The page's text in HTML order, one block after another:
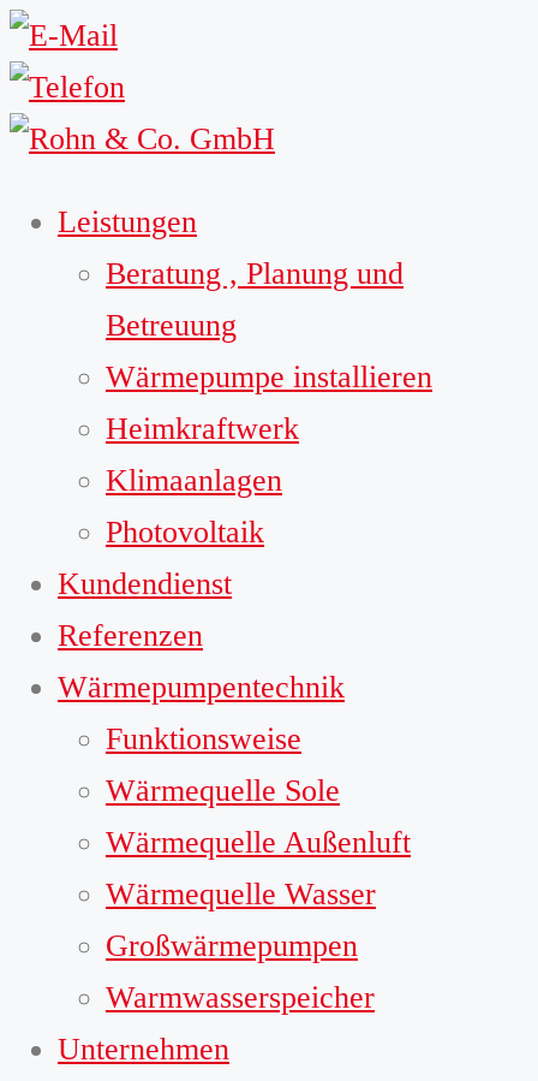
Leistungen
Beratung , Planung und
Betreuung
Wärmepumpe installieren
Heimkraftwerk
Klimaanlagen
Photovoltaik
Kundendienst
Referenzen
Wärmepumpentechnik
Funktionsweise
Wärmequelle Sole
Wärmequelle Außenluft
Wärmequelle Wasser
Großwärmepumpen
Warmwasserspeicher
Unternehmen